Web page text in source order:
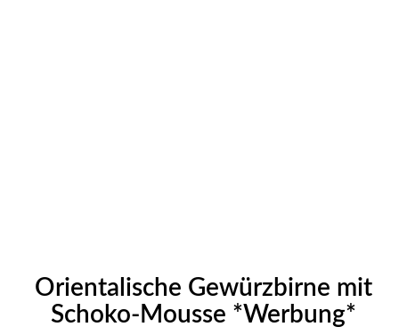
Orientalische Gewürzbirne mit
Schoko-Mousse *Werbung*